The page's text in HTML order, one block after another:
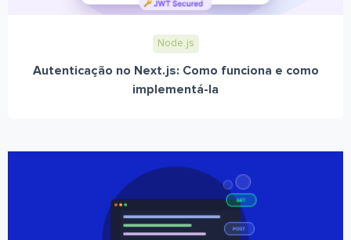
Node.js
Autenticação no Next.js: Como funciona e como
implementá-la